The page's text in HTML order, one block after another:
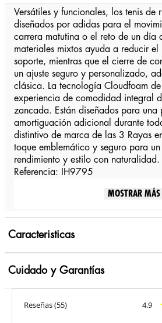
Versátiles y funcionales, los tenis de
diseñados por adidas para el
carrera matutina o el reto de un día
materiales mixtos ayuda a reducir el
soporte, mientras que el cierre de
un ajuste seguro y personalizado,
clásica. La tecnología Cloudfoam
experiencia de comodidad integral
zancada. Están diseñados para una
amortiguación adicional durante
distintivo de marca de las 3 Rayas
toque emblemático y seguro para
rendimiento y estilo con
Referencia: IH9795
MOSTRAR MÁS
Caracteristicas
Cuidado y Garantías
Reseñas(55) 4.9